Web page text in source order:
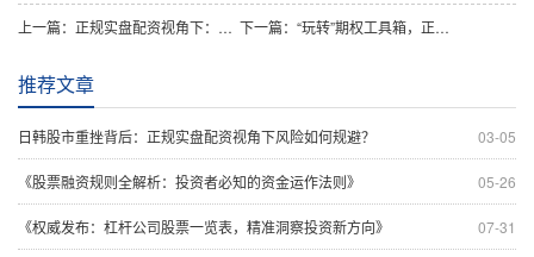
上一篇： 正规实盘配资视角下：中国外贸何以在新年实现“开门红”？ 下一篇： “玩转”期权工具箱，正规实盘配资助力钢企风险管理再升级？
推荐文章
03-05
日韩股市重挫背后：正规实盘配资视角下风险如何规避？
05-26
《股票融资规则全解析：投资者必知的资金运作法则》
07-31
《权威发布：杠杆公司股票一览表，精准洞察投资新方向》